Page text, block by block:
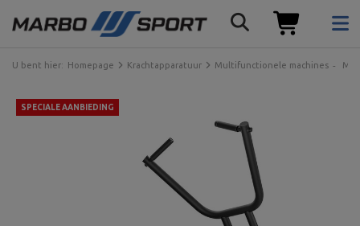
U bent hier: Homepage Krachtapparatuur Multifunctionele machines
SPECIALE AANBIEDING